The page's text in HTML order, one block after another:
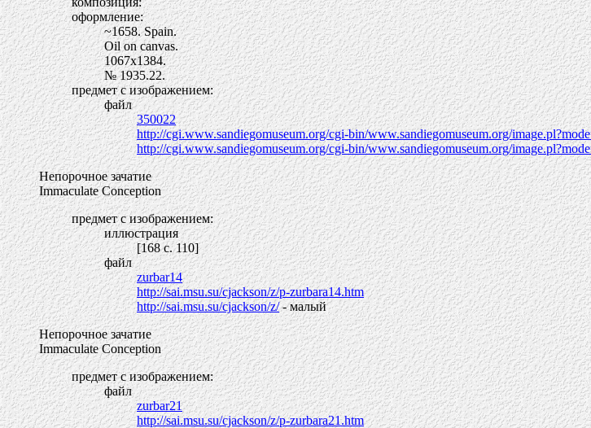
оформление:
~1658. Spain.
Oil on canvas.
1067х1384.
№ 1935.22.
предмет с изображением:
файл
350022
http://cgi.www.sandiegomuseum.org/cgi-bin/www.sandiegomuseum.org/
http://cgi.www.sandiegomuseum.org/cgi-bin/www.sandiegomuseum.org/
Непорочное зачатие
Immaculate Conception
предмет с изображением:
иллюстрация
[168 c. 110]
файл
zurbar14
http://sai.msu.su/cjackson/z/p-zurbara14.htm
http://sai.msu.su/cjackson/z/- малый
Непорочное зачатие
Immaculate Conception
предмет с изображением:
файл
zurbar21
http://sai.msu.su/cjackson/z/p-zurbara21.htm